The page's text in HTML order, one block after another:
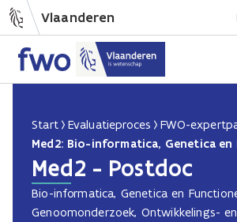
Vlaanderen
Start Evaluatieproces
FWO-
Med2 - Postdoc
Bio-informatica, Genetica en
Genoomonderzoek, Ontwikkelings- en